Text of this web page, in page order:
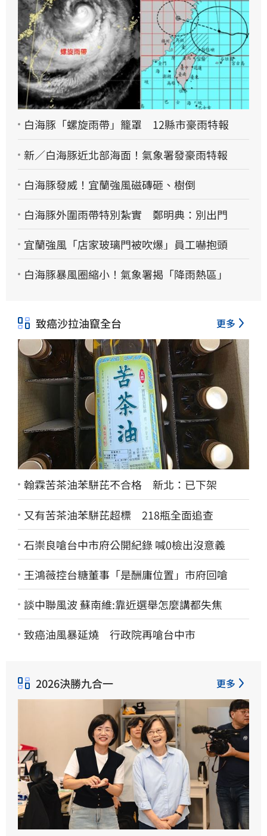
白海豚「螺旋雨帶」籠罩 12縣市豪雨特報
新／白海豚近北部海面！氣象署發豪雨特報
白海豚發威！宜蘭強風磁磚砸、樹倒
白海豚外圍雨帶特別紮實 鄭明典：別出門
宜蘭強風「店家玻璃門被吹爆」員工嚇抱頭
白海豚暴風圈縮小！氣象署揭「降雨熱區」
致癌沙拉油竄全台 更多
翰霖苦茶油苯駢芘不合格 新北：已下架
又有苦茶油苯駢芘超標 218瓶全面追查
石崇良嗆台中市府公開紀錄 喊0檢出沒意義
王鴻薇控台糖董事「是酬庸位置」市府回嗆
談中聯風波 蘇南維:靠近選舉怎麼講都失焦
致癌油風暴延燒 行政院再嗆台中市
2026決勝九合一 更多